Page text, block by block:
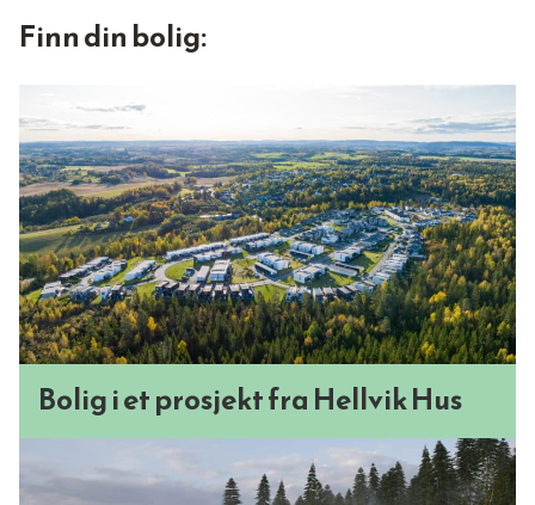
Finn din bolig:
Bolig i et prosjekt fra Hellvik Hus